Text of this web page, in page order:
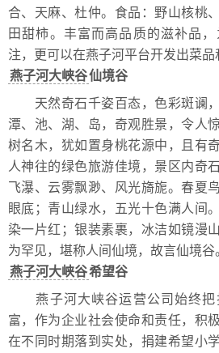
合、天麻、杜仲。食品：野山核桃
田甜柿。丰富而高品质的滋补品
注，更可以在燕子河平台开发出菜品
燕子河大峡谷仙境谷
天然奇石千姿百态，色彩斑谰，
潭、池、湖、岛，奇观胜景，令人
树名木，犹如置身桃花源中，且有
人神往的绿色旅游佳境，景区内奇
飞瀑、云雾飘渺、风光旖旎。春夏
眼底；青山绿水，五光十色满人间
染一片红；银装素裹，冰洁如镜漫
为罕见，堪称人间仙境，故言仙境谷
燕子河大峡谷希望谷
燕子河大峡谷运营公司始终把
富，作为企业社会使命和责任，积
在不同时期落到实处，捐建希望小